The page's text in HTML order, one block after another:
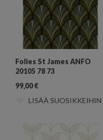
Folies St James ANFO
20105 78 73
99,00€
LISÄÄ SUOSIKKEIHIN